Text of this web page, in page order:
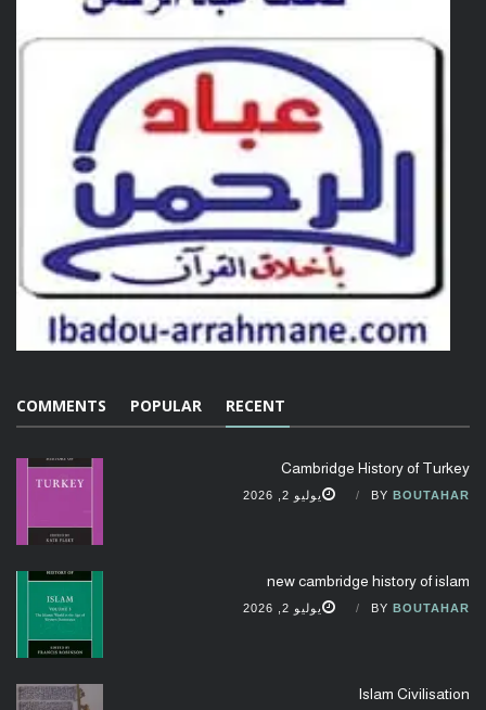
RECENT
POPULAR
COMMENTS
Cambridge History of Turkey
BY BOUTAHAR يوليو 2, 2026
new cambridge history of islam
BY BOUTAHAR يوليو 2, 2026
Islam Civilisation